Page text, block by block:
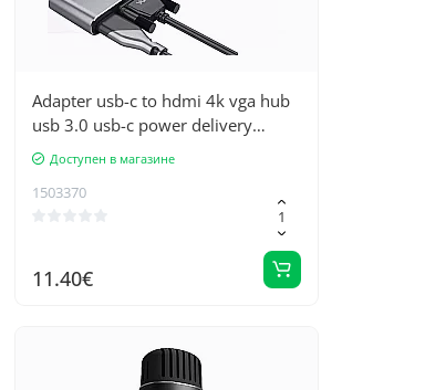
Adapter usb-c to hdmi 4k vga hub
usb 3.0 usb-c power delivery
adapter
Доступен в магазине
1503370
11.40€